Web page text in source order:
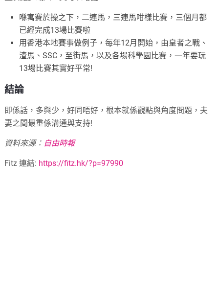
喺寓賽於操之下，二連馬，三連馬咁樣比賽，三個月都
已經完成13場比賽啦
用香港本地賽事做例子，每年12月開始，由皇者之戰、
渣馬、SSC，至街馬，以及各場科學園比賽，一年要玩
13場比賽其實好平常!
結論
即係話，多與少，好同唔好，根本就係觀點與角度問題，夫
妻之間最重係溝通與支持!
資料來源： 自由時報
Fitz 連結: https://fitz.hk/?p=97990